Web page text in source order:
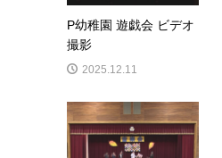
P幼稚園 遊戯会 ビデオ
撮影
2025.12.11